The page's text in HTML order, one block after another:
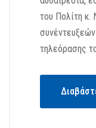
του Πολίτη
τηλεόρασης